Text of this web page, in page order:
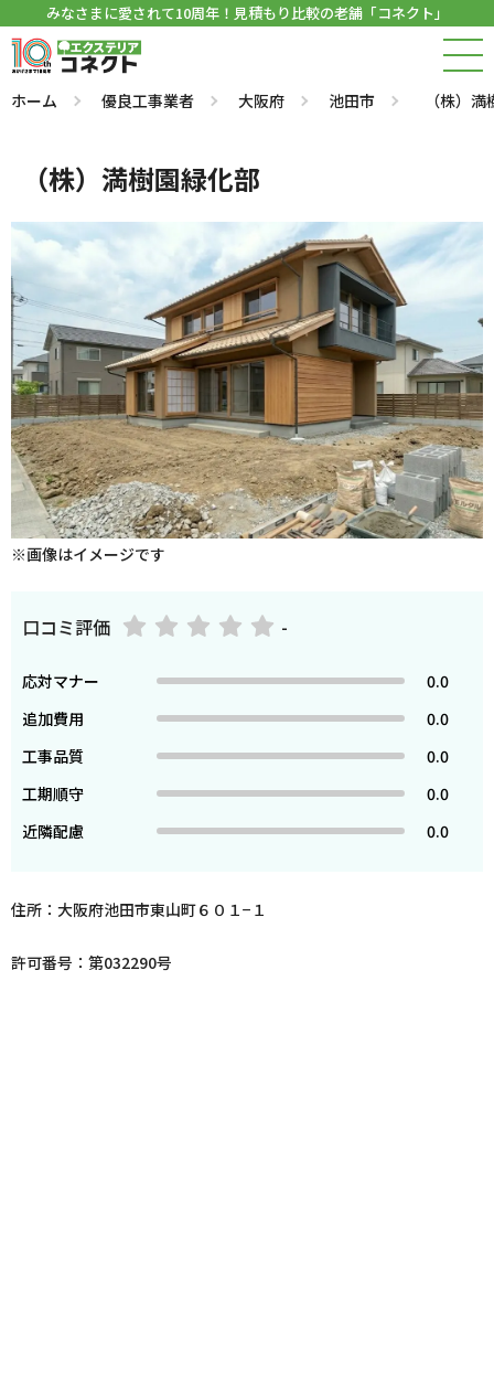
みなさまに愛されて10周年！見積もり比較の老舗「コネクト」
ホーム 優良工事業者 大阪府 池田市 （株）
（株）満樹園緑化部
※画像はイメージです
口コミ評価 -
応対マナー
0.0
追加費用
0.0
工事品質
0.0
工期順守
0.0
近隣配慮
0.0
住所：大阪府池田市東山町６０１−１
許可番号：第032290号